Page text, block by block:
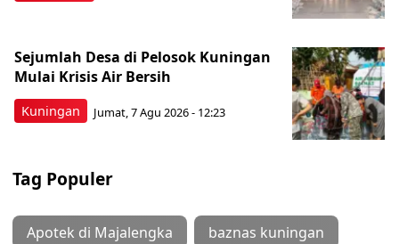
Kuningan
Sejumlah Desa di Pelosok Kuningan
Mulai Krisis Air Bersih
Jumat, 7 Agu 2026 - 12:23
Tag Populer
Apotek di Majalengka baznas kuningan